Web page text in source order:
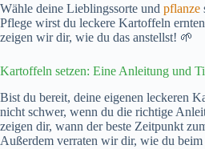
Wähle deine Lieblingssorte und pflanze
Pflege wirst du leckere Kartoffeln
zeigen wir dir, wie du das anstellst! 🌱
Kartoffeln setzen: Eine Anleitung und
Bist du bereit, deine eigenen leckeren
nicht schwer, wenn du die richtige
zeigen dir, wann der beste Zeitpunkt
Außerdem verraten wir dir, wie du beim